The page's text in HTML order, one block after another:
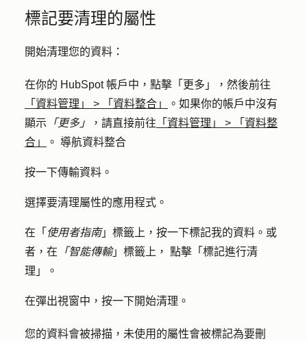
標記要清理的屬性
開始清理您的資料：
在你的 HubSpot 帳戶中，點擊 「更多」
，然後前往
「資料管理」
> 「資料整合」
。如果你的帳戶中沒有
顯示 「更多」 ，請直接前往 「資料管理」 >
「資料整
合」
。 導航資料整合
按一下傳輸資料 。
選擇要清理屬性的應用程式 。
在「 使用者指南」標籤上，按一下標記我的資料 。或
者，在 「智能傳輸」標籤上 ， 點擊 「標記進行清
理」
。
在彈出視窗中，按一下開始清理 。
您的資料會被掃描，未使用的屬性會被標記為要刪